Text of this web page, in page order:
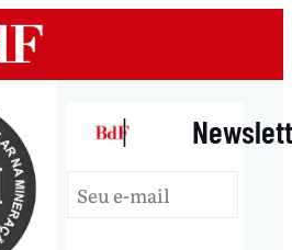
|